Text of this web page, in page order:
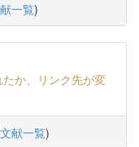
一覧)
か、リンク先が変
文献一覧)